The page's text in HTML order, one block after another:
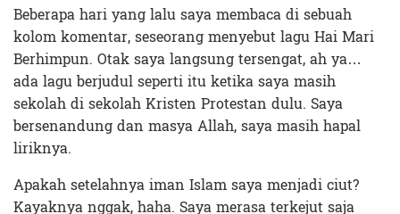
Beberapa hari yang lalu saya membaca di sebuah
kolom komentar, seseorang menyebut lagu Hai Mari
Berhimpun. Otak saya langsung tersengat, ah ya…
ada lagu berjudul seperti itu ketika saya masih
sekolah di sekolah Kristen Protestan dulu. Saya
bersenandung dan masya Allah, saya masih hapal
liriknya.
Apakah setelahnya iman Islam saya menjadi ciut?
Kayaknya nggak, haha. Saya merasa terkejut saja